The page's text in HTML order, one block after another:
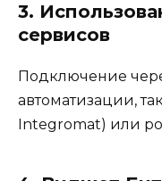
3.
сервисов
Подключение
автоматизации,
Integromat) или